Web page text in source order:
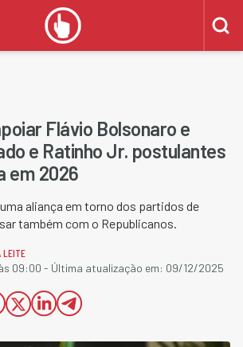
Flávio Bolsonaro e
e Ratinho Jr. postulantes
em 2026
aliança em torno dos partidos de
também com o Republicanos.
LEITE
09:00 - Última atualização em: 09/12/2025